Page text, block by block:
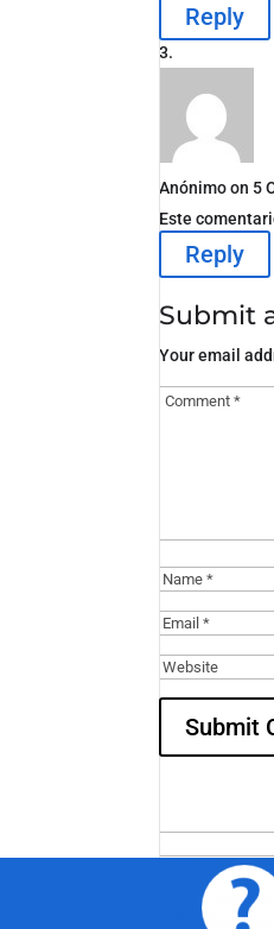
Reply
Anónimo on 5
Este
Reply
Submit
Your email